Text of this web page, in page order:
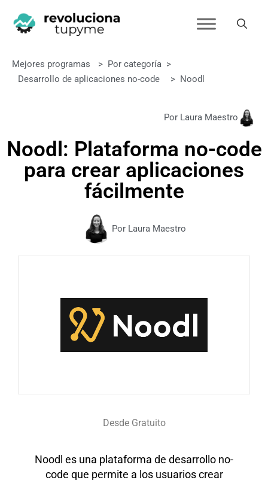
Mejores programas > Por categoría >
Desarrollo de aplicaciones no-code
> Noodl
Por Laura Maestro
Noodl: Plataforma no-code
para crear aplicaciones
fácilmente
Por Laura Maestro
Desde Gratuito
Noodl es una plataforma de desarrollo no-
code que permite a los usuarios crear